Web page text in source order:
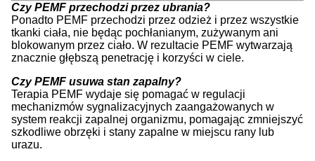
Czy PEMF przechodzi przez ubrania?
Ponadto PEMF przechodzi przez odzież i przez wszystkie
tkanki ciała, nie będąc pochłanianym, zużywanym ani
blokowanym przez ciało. W rezultacie PEMF wytwarzają
znacznie głębszą penetrację i korzyści w ciele.
Czy PEMF usuwa stan zapalny?
Terapia PEMF wydaje się pomagać w regulacji
mechanizmów sygnalizacyjnych zaangażowanych w
system reakcji zapalnej organizmu, pomagając zmniejszyć
szkodliwe obrzęki i stany zapalne w miejscu rany lub
urazu.